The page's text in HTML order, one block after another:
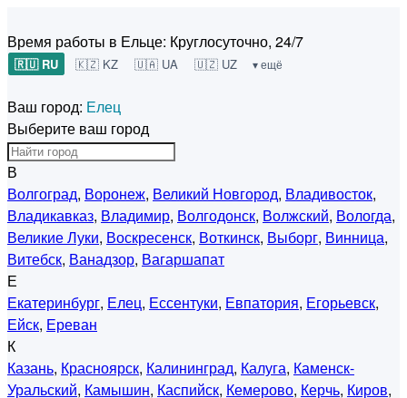
Время работы в Ельце: Круглосуточно, 24/7
🇷🇺 RU 🇰🇿 KZ 🇺🇦 UA 🇺🇿 UZ ▾ ещё
Ваш город: Елец
Выберите ваш город
В
Волгоград, Воронеж, Великий Новгород, Владивосток,
Владикавказ, Владимир, Волгодонск, Волжский, Вологда,
Великие Луки, Воскресенск, Воткинск, Выборг, Винница,
Витебск, Ванадзор, Вагаршапат
Е
Екатеринбург, Елец, Ессентуки, Евпатория, Егорьевск,
Ейск, Ереван
К
Казань, Красноярск, Калининград, Калуга, Каменск-
Уральский, Камышин, Каспийск, Кемерово, Керчь, Киров,